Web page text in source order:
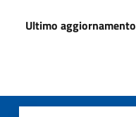
Ultimo aggiornamento